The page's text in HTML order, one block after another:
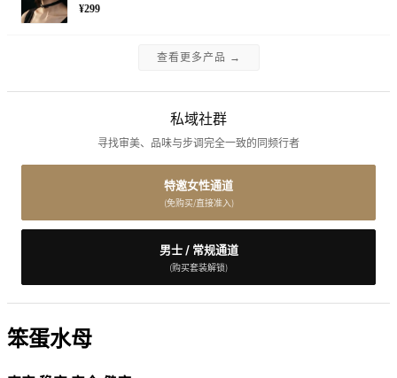
¥299
查看更多产品 →
私域社群
寻找审美、品味与步调完全一致的同频行者
特邀女性通道
(免购买/直接准入)
男士 / 常规通道
(购买套装解锁)
笨蛋水母